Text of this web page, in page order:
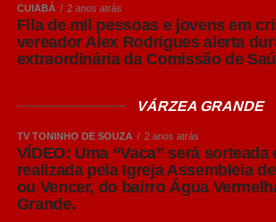
Esse processo favorece a formação de
intensos e perfis sensoriais mais
American Lager: o estilo que muitos
de Pilsen
No Brasil, é comum que cervejas do
Lager sejam chamadas popularmente de
CUIABÁ 2 anos atrás
Fila de mil pessoas e jovens em
vereador Alex Rodrigues alerta
extraordinária da Comissão de
VÁRZEA GRANDE
TV TONINHO DE SOUZA 2 anos atrás
VÍDEO: Uma “Vaca” será sorteada
realizada pela Igreja Assembleia
ou Vencer, do bairro Água
Grande.